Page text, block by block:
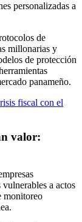
personalizadas a
de
millonarias y
de protección
panameño.
fiscal con el
valor:
a actos
monitoreo